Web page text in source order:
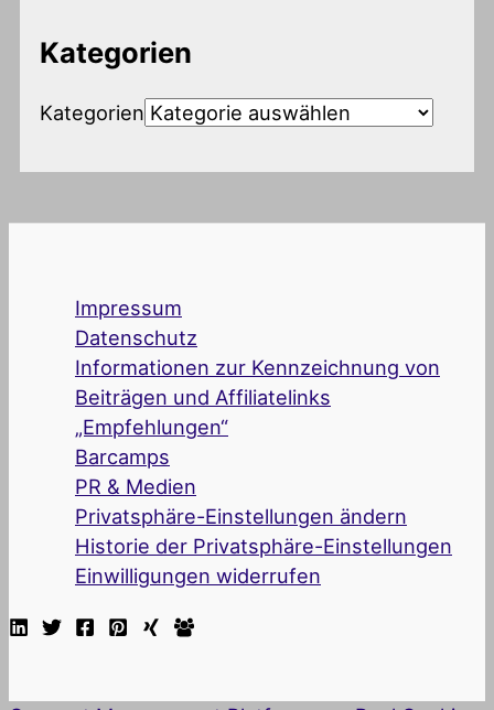
Kategorien
Kategorien
Impressum
Datenschutz
Informationen zur Kennzeichnung von
Beiträgen und Affiliatelinks
„Empfehlungen“
Barcamps
PR & Medien
Privatsphäre-Einstellungen ändern
Historie der Privatsphäre-Einstellungen
Einwilligungen widerrufen